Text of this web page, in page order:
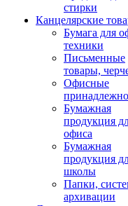
стирки
Канцелярские
Бумага для
техники
Письменные
товары,
Офисные
Бумажная
продукция
офиса
Бумажная
продукция
школы
Папки,
архивации